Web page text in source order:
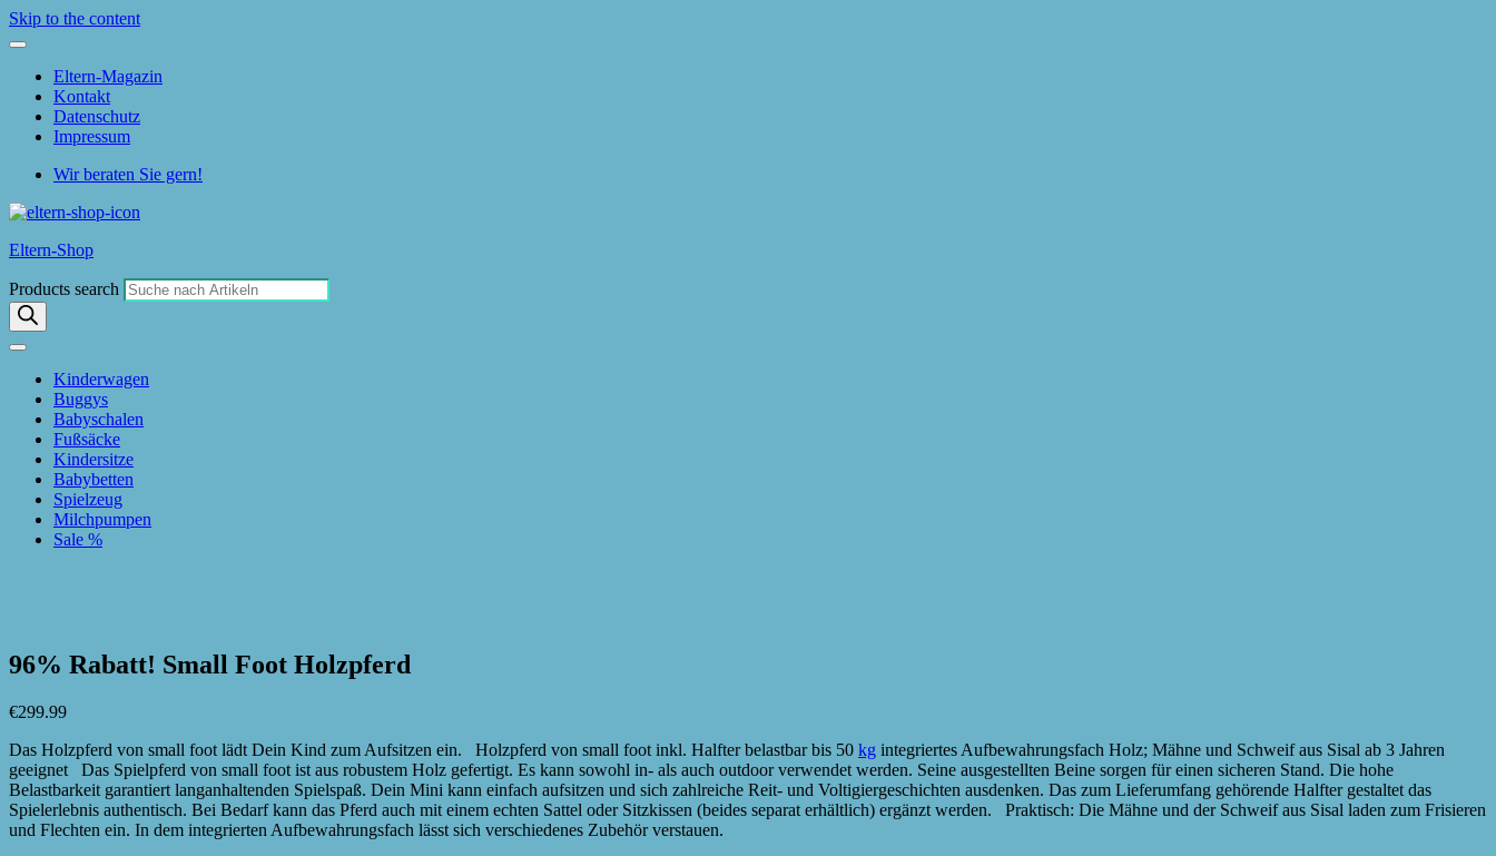
Skip to the content
Eltern-Magazin
Kontakt
Datenschutz
Impressum
Wir beraten Sie gern!
Eltern-Shop
Products search
Kinderwagen
Buggys
Babyschalen
Fußsäcke
Kindersitze
Babybetten
Spielzeug
Milchpumpen
Sale %
96% Rabatt! Small Foot Holzpferd
€299.99
Das Holzpferd von small foot lädt Dein Kind zum Aufsitzen ein. Holzpferd von small foot inkl. Halfter belastbar bis 50 kg integriertes Aufbewahrungsfach Holz; Mähne und Schweif aus Sisal ab 3 Jahren
geeignet Das Spielpferd von small foot ist aus robustem Holz gefertigt. Es kann sowohl in- als auch outdoor verwendet werden. Seine ausgestellten Beine sorgen für einen sicheren Stand. Die hohe
Belastbarkeit garantiert langanhaltenden Spielspaß. Dein Mini kann einfach aufsitzen und sich zahlreiche Reit- und Voltigiergeschichten ausdenken. Das zum Lieferumfang gehörende Halfter gestaltet das
Spielerlebnis authentisch. Bei Bedarf kann das Pferd auch mit einem echten Sattel oder Sitzkissen (beides separat erhältlich) ergänzt werden. Praktisch: Die Mähne und der Schweif aus Sisal laden zum Frisieren
und Flechten ein. In dem integrierten Aufbewahrungsfach lässt sich verschiedenes Zubehör verstauen.